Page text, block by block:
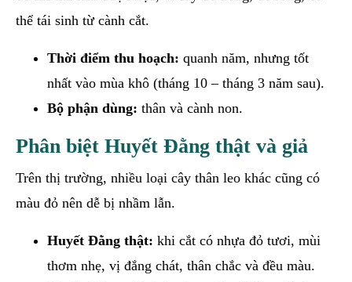
thể tái sinh từ cành cắt.
Thời điểm thu hoạch: quanh năm, nhưng tốt
nhất vào mùa khô (tháng 10 – tháng 3 năm sau).
Bộ phận dùng: thân và cành non.
Phân biệt Huyết Đằng thật và giả
Trên thị trường, nhiều loại cây thân leo khác cũng có
màu đỏ nên dễ bị nhầm lẫn.
Huyết Đằng thật: khi cắt có nhựa đỏ tươi, mùi
thơm nhẹ, vị đắng chát, thân chắc và đều màu.